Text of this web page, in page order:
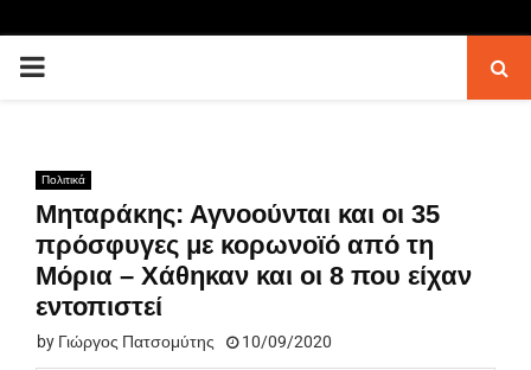
PRIMARY
Πολιτικά
Μηταράκης: Αγνοούνται και οι 35
πρόσφυγες με κορωνοϊό από τη
Μόρια – Χάθηκαν και οι 8 που είχαν
εντοπιστεί
by Γιώργος Πατσομύτης 10/09/2020